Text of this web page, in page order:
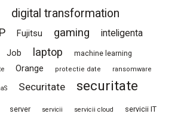
digital transformation
Fujitsu gaming
inteligenta
Job laptop machine learning
Orange protectie date ransomware
Securitate
securitate
server servicii servicii cloud servicii IT